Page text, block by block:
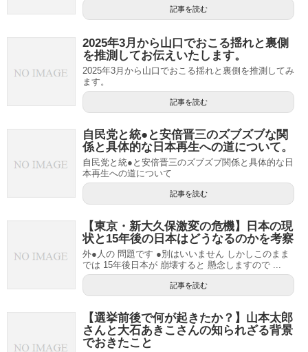
記事を読む
2025年3月から山口でおこる揺れと裏側
を推測してお伝えいたします。
2025年3月から山口でおこる揺れと裏側を推測してみ
ます。
記事を読む
自民党と統●と安倍晋三のズブズブな関
係と具体的な日本再生への道について。
自民党と統●と安倍晋三のズブズブ関係と具体的な日
本再生への道について
記事を読む
【東京・新大久保激変の危機】日本の現
状と15年後の日本はどうなるのかを考察
外●人の 問題です ●別はいいません しかしこのまま
では 15年後日本が 崩壊すると 懸念しますので ...
記事を読む
【選挙前後で何が起きたか？】山本太郎
さんと大石あきこさんの知られざる背景
でおきたこと